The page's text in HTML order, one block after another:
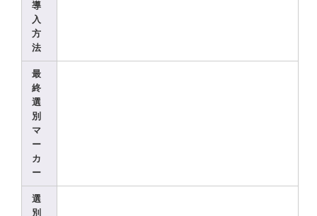
導
入
方
法
最
終
選
別
マ
ー
カ
ー
選
別